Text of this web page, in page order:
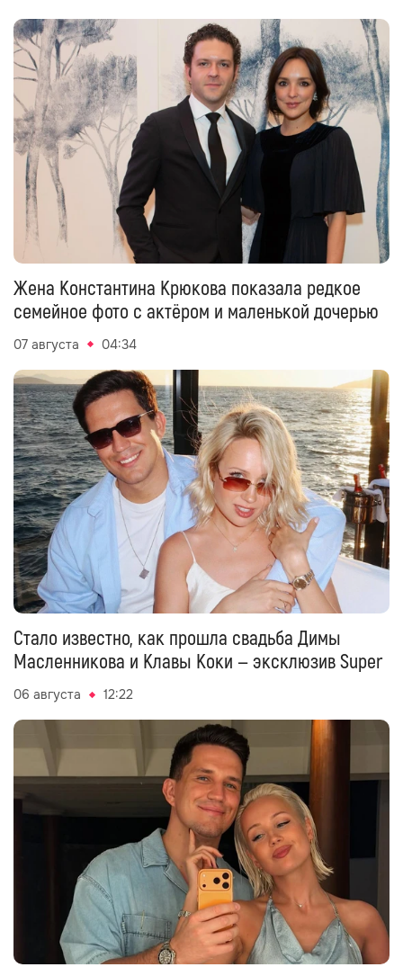
Жена Константина Крюкова показала редкое
семейное фото с актёром и маленькой дочерью
07 августа 04:34
Стало известно, как прошла свадьба Димы
Масленникова и Клавы Коки — эксклюзив Super
06 августа 12:22